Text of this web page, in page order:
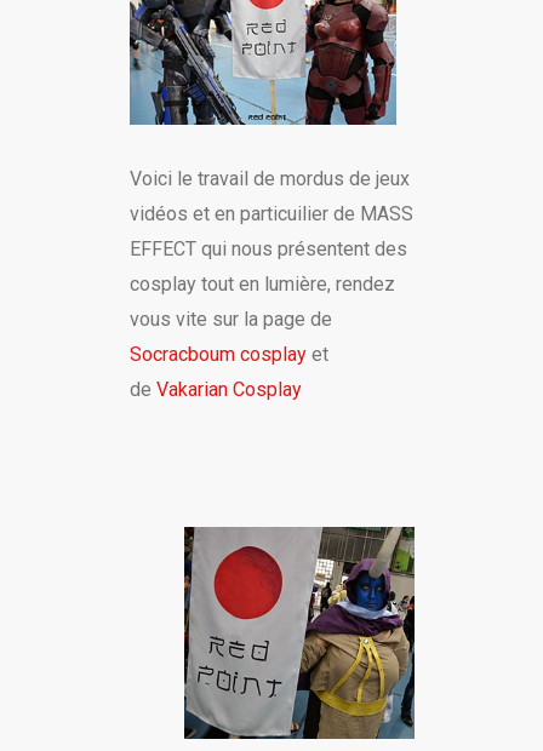
Voici le travail de mordus de jeux
vidéos et en particuilier de MASS
EFFECT qui nous présentent des
cosplay tout en lumière, rendez
vous vite sur la page de
Socracboum cosplayet
de Vakarian Cosplay